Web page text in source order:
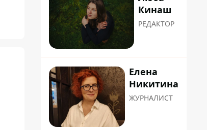
Кинаш
РЕДАКТОР
Елена
Никитина
ЖУРНАЛИСТ